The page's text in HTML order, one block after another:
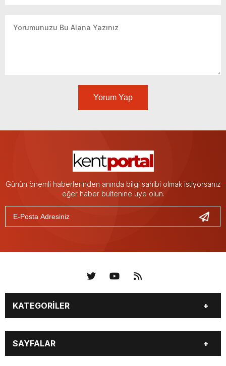
Yorum Yap
Günün önemli haberlerinden anında bilgi sahibi olmak istiyorsanız
eğer haber bültenine üye olun.
KATEGORİLER
KÜNYE BİZE ULAŞIN
SAYFALAR